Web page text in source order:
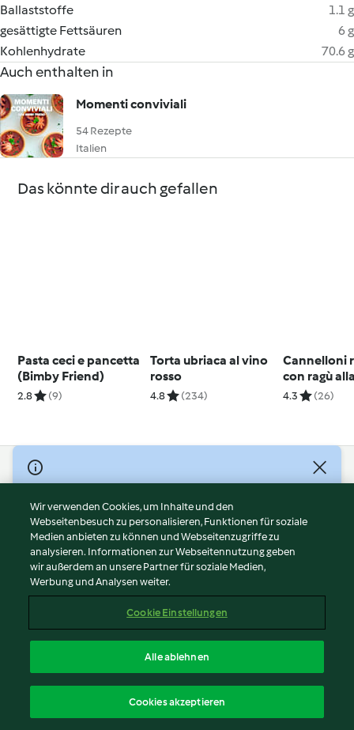
Ballaststoffe
1.1 g
gesättigte Fettsäuren
6 g
Kohlenhydrate
70.6 g
Auch enthalten in
Momenti conviviali
54 Rezepte
Italien
Das könnte dir auch gefallen
Pasta ceci e pancetta
(Bimby Friend)
2.8 (9)
Torta ubriaca al vino
rosso
4.8 (234)
Cannelloni
con ragù
bolognese
4.3 (26)
© Copyright 2026
Nutzungsbedingungen
Datenschutzrichtlinien
Disclaimer
Impressum
Cookies
Abo kündigen
Erklärung zur Barrierefreiheit
Wir verwenden Cookies, um Inhalte und den
Webseitenbesuch zu personalisieren, Funktionen für soziale
Medien anbieten zu können und Webseitenzugriffe zu
analysieren. Informationen zur Webseitennutzung geben
wir außerdem an unsere Partner für soziale Medien,
Werbung und Analysen weiter.
Cookie Einstellungen
Alle ablehnen
Cookies akzeptieren